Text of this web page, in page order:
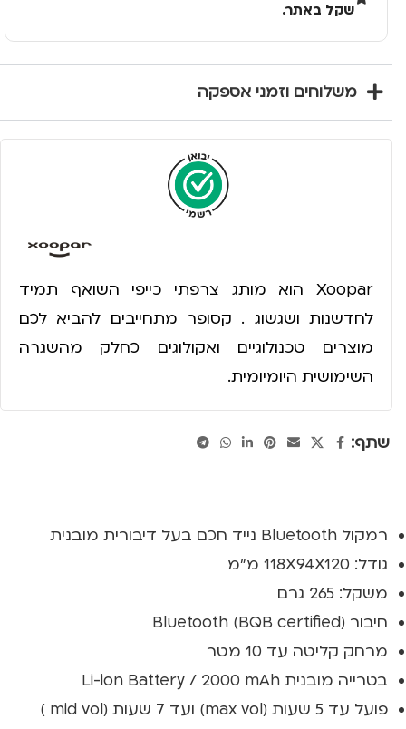
שקל באתר.
משלוחים וזמני אספקה
Xoopar הוא מותג צרפתי כייפי השואף תמיד
לחדשנות ושגשוג . קסופר מתחייבים להביא לכם
מוצרים טכנולוגיים ואקולוגים כחלק מהשגרה
השימושית היומיומית.
שתף:
רמקול Bluetooth נייד חכם בעל דיבורית מובנית
גודל: 118X94X120 מ"מ
משקל: 265 גרם
חיבור Bluetooth (BQB certified)
מרחק קליטה עד 10 מטר
בטרייה מובנית Li-ion Battery / 2000 mAh
פועל עד 5 שעות (max vol) ועד 7 שעות (mid vol )